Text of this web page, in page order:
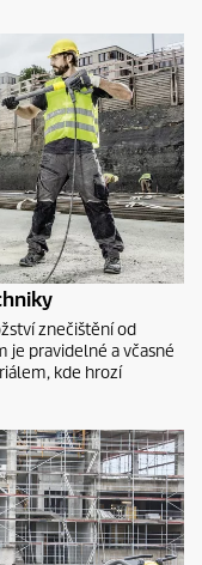
znečištění od
je pravidelné a včasné
kde hrozí